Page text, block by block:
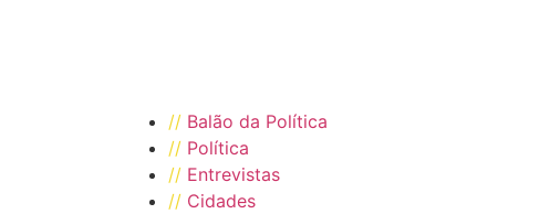
// Balão da Política
// Política
// Entrevistas
// Cidades